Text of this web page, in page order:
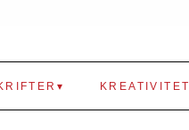
KREATIVITET